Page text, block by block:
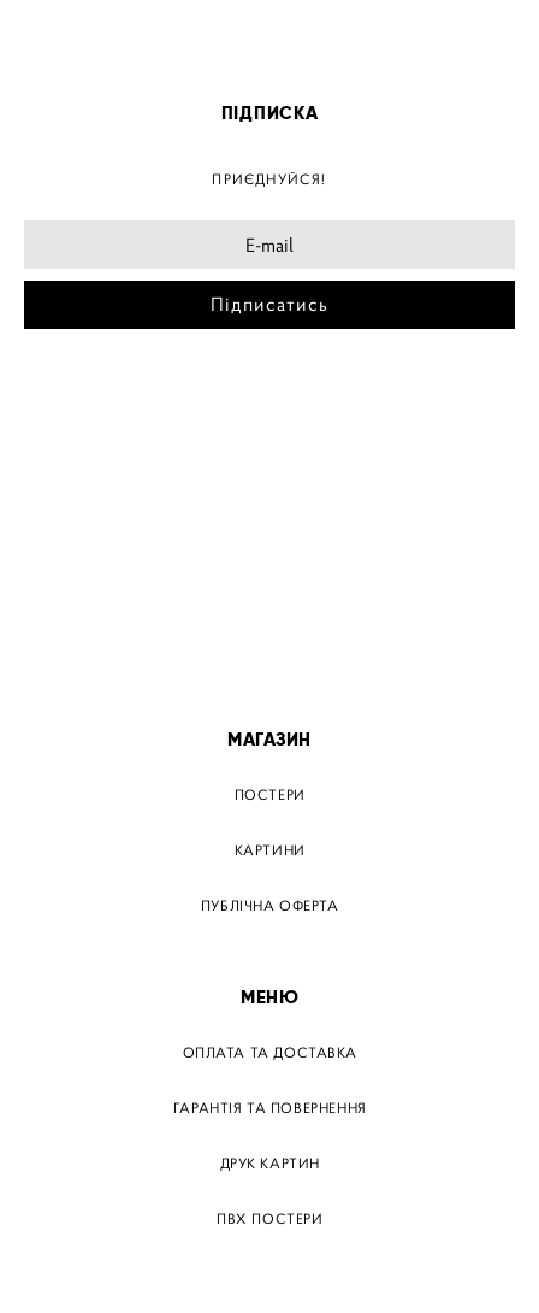
ПІДПИСКА
ПРИЄДНУЙСЯ!
Підписатись
МАГАЗИН
ПОСТЕРИ
КАРТИНИ
ПУБЛІЧНА ОФЕРТА
МЕНЮ
ОПЛАТА ТА ДОСТАВКА
ГАРАНТІЯ ТА ПОВЕРНЕННЯ
ДРУК КАРТИН
ПВХ ПОСТЕРИ